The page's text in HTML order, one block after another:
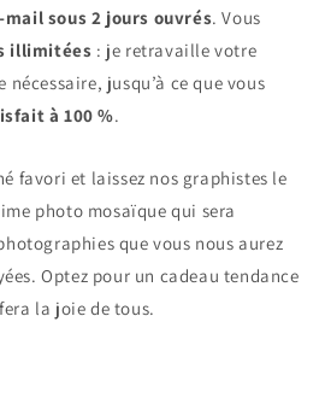
sous 2 jours ouvrés. Vous
illimitées : je retravaille votre
jusqu’à ce que vous
à 100 %.
favori et laissez nos graphistes le
photo mosaïque qui sera
que vous nous aurez
Optez pour un cadeau tendance
la joie de tous.